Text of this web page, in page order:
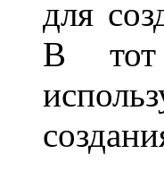
для
В тот